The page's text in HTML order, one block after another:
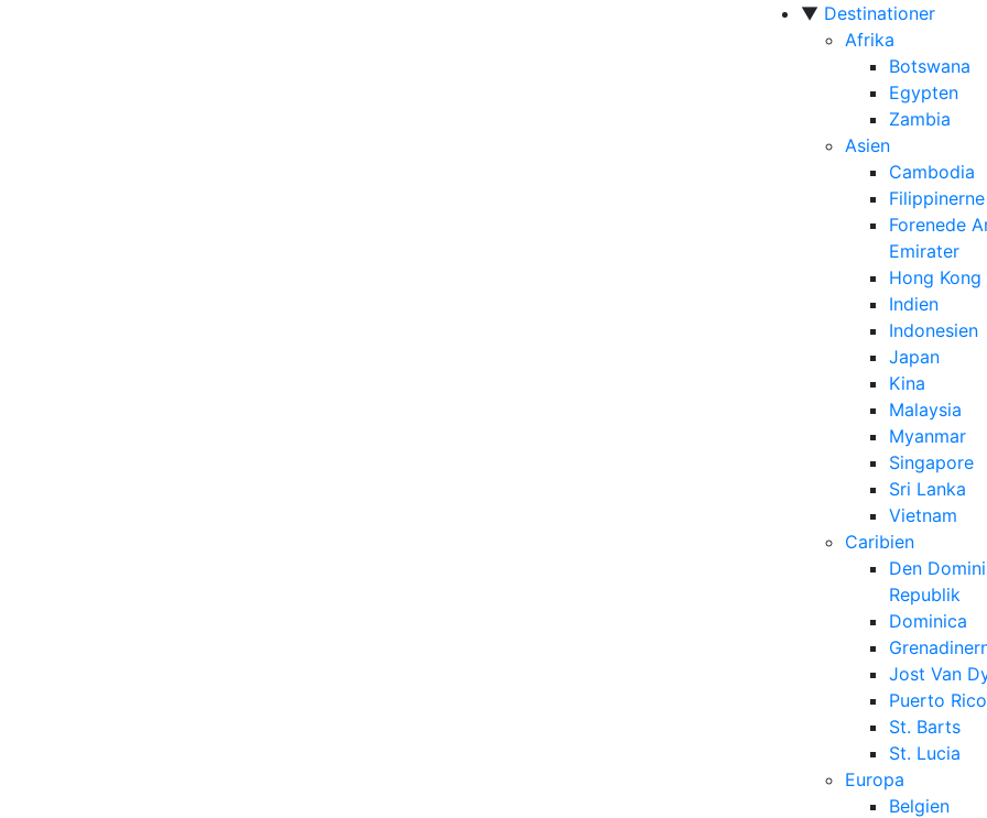
▼ Destinationer
Afrika
Botswana
Egypten
Zambia
Asien
Cambodia
Filippinerne
Forenede
Emirater
Hong Kong
Indien
Indonesien
Japan
Kina
Malaysia
Myanmar
Singapore
Sri Lanka
Vietnam
Caribien
Den
Republik
Dominica
Jost Van
Puerto Rico
St. Barts
St. Lucia
Europa
Belgien